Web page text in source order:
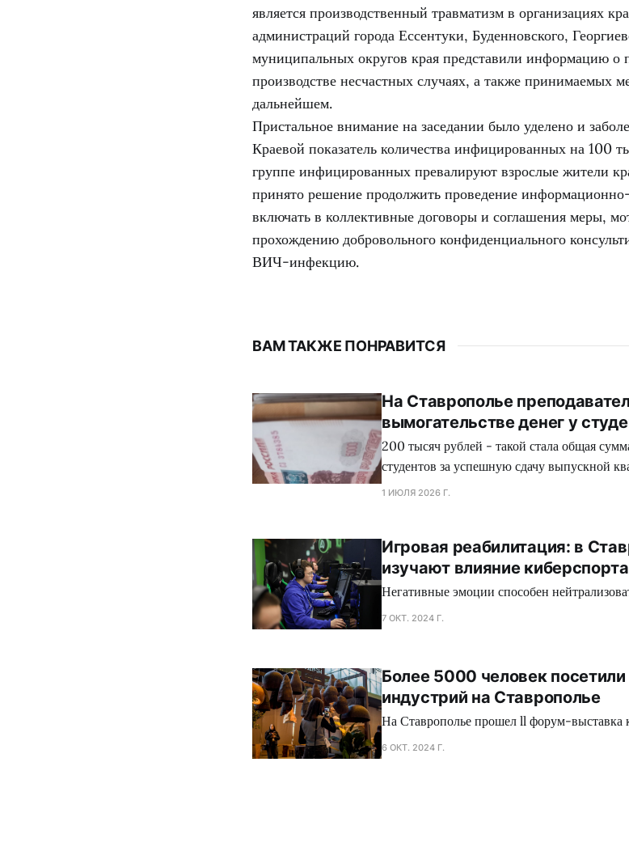
является производственный травматизм в организациях
администраций города Ессентуки, Буденновского,
муниципальных округов края представили информацию
производстве несчастных случаях, а также принимаемых
дальнейшем.
Пристальное внимание на заседании было уделено и
Краевой показатель количества инфицированных на 100
группе инфицированных превалируют взрослые жители
принято решение продолжить проведение
включать в коллективные договоры и соглашения меры,
прохождению добровольного конфиденциального
ВИЧ-инфекцию.
ВАМ ТАКЖЕ ПОНРАВИТСЯ
На Ставрополье
вымогательстве денег у
200 тысяч рублей - такой стала общая
студентов за успешную сдачу выпускной
1 ИЮЛЯ 2026 Г.
Игровая реабилитация: в
изучают влияние
Негативные эмоции способен
7 ОКТ. 2024 Г.
Более 5000 человек
индустрий на Ставрополье
На Ставрополье прошел ll форум-выставка
6 ОКТ. 2024 Г.